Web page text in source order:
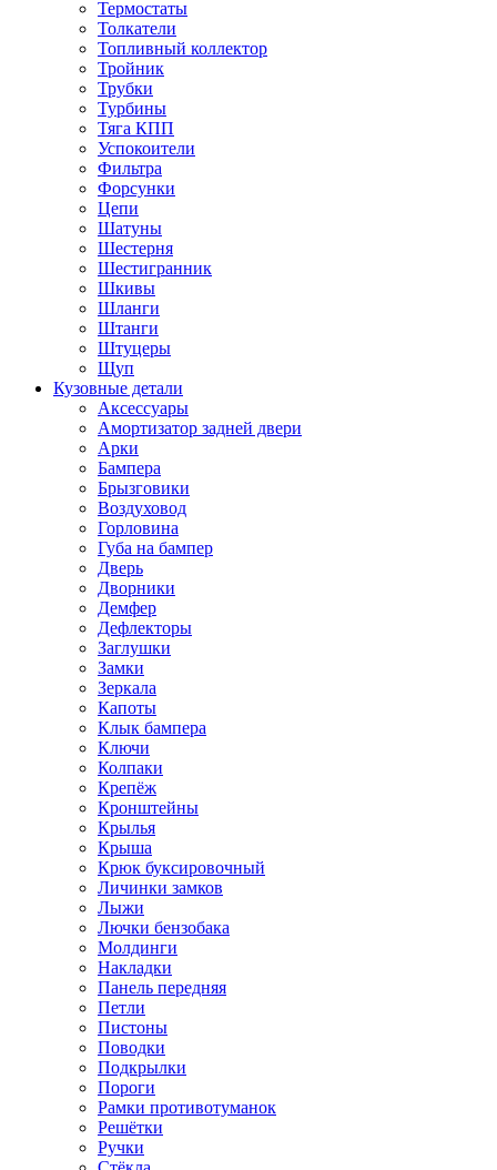
Термостаты
Толкатели
Топливный коллектор
Тройник
Трубки
Турбины
Тяга КПП
Успокоители
Фильтра
Форсунки
Цепи
Шатуны
Шестерня
Шестигранник
Шкивы
Шланги
Штанги
Штуцеры
Щуп
Кузовные детали
Аксессуары
Амортизатор задней двери
Арки
Бампера
Брызговики
Воздуховод
Горловина
Губа на бампер
Дверь
Дворники
Демфер
Дефлекторы
Заглушки
Замки
Зеркала
Капоты
Клык бампера
Ключи
Колпаки
Крепёж
Кронштейны
Крылья
Крыша
Крюк буксировочный
Личинки замков
Лыжи
Лючки бензобака
Молдинги
Накладки
Панель передняя
Петли
Пистоны
Поводки
Подкрылки
Пороги
Рамки противотуманок
Решётки
Ручки